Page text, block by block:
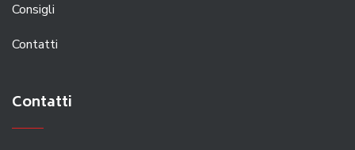
Consigli
Contatti
Contatti